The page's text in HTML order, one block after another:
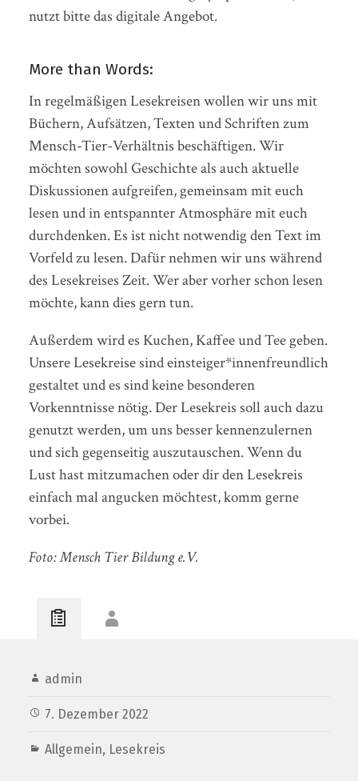
nutzt bitte das digitale Angebot.
More than Words:
In regelmäßigen Lesekreisen wollen wir uns mit
Büchern, Aufsätzen, Texten und Schriften zum
Mensch-Tier-Verhältnis beschäftigen. Wir
möchten sowohl Geschichte als auch aktuelle
Diskussionen aufgreifen, gemeinsam mit euch
lesen und in entspannter Atmosphäre mit euch
durchdenken. Es ist nicht notwendig den Text im
Vorfeld zu lesen. Dafür nehmen wir uns während
des Lesekreises Zeit. Wer aber vorher schon lesen
möchte, kann dies gern tun.
Außerdem wird es Kuchen, Kaffee und Tee geben.
Unsere Lesekreise sind einsteiger*innenfreundlich
gestaltet und es sind keine besonderen
Vorkenntnisse nötig. Der Lesekreis soll auch dazu
genutzt werden, um uns besser kennenzulernen
und sich gegenseitig auszutauschen. Wenn du
Lust hast mitzumachen oder dir den Lesekreis
einfach mal angucken möchtest, komm gerne
vorbei.
Foto: Mensch Tier Bildung e.V.
admin
7. Dezember 2022
Allgemein, Lesekreis